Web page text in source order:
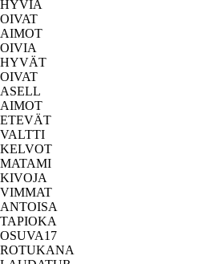
HYVIÄ
OIVAT
AIMOT
OIVIA
HYVÄT
OIVAT
ASELL
AIMOT
ETEVÄT
VALTTI
KELVOT
MATAMI
KIVOJA
VIMMAT
ANTOISA
TAPIOKA
OSUVA17
ROTUKANA